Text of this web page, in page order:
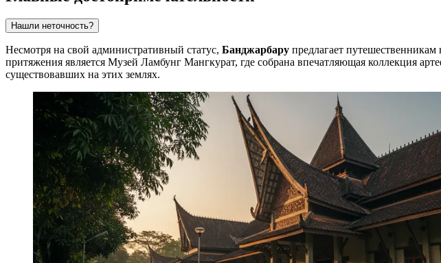
Нашли неточность?
Несмотря на свой административный статус, Банджарбару предлагает
притяжения является Музей Ламбунг Мангкурат, где собрана впечатляющая коллекция
существовавших на этих землях.